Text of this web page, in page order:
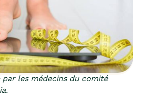
les médecins du comité